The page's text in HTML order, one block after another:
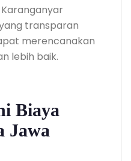
transparan
merencanakan
lebih baik.
Biaya
Jawa